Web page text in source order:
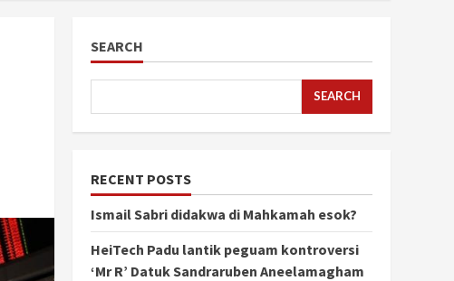
SEARCH
SEARCH
RECENT POSTS
Ismail Sabri didakwa di Mahkamah esok?
HeiTech Padu lantik peguam kontroversi
‘Mr R’ Datuk Sandraruben Aneelamagham